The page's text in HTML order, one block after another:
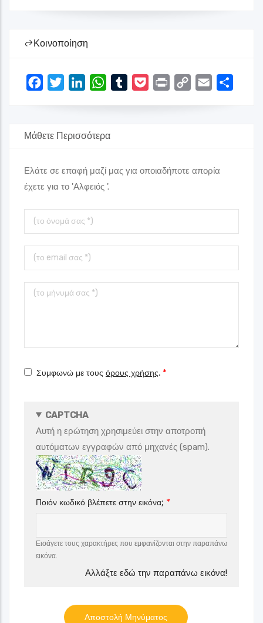
Κοινοποίηση
FacebookTwitterLinkedInWhatsAppTumblrPocketPrint
Copy
Email
Μάθετε Περισσότερα
Ελάτε σε επαφή μαζί μας για οποιαδήποτε απορία
έχετε για το 'Αλφειός '.
Το
όνομά
σας
Email
σας
Συμφωνώ με τους όρους χρήσης.
CAPTCHA
Αυτή η ερώτηση χρησιμεύει στην αποτροπή
αυτόματων εγγραφών από μηχανές (spam).
Ποιόν κωδικό βλέπετε στην εικόνα;
Εισάγετε τους χαρακτήρες που εμφανίζονται στην παραπάνω
εικόνα.
Αλλάξτε εδώ την παραπάνω εικόνα!